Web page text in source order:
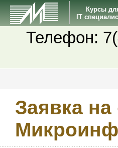
Курсы
IT
Телефон:
Заявка